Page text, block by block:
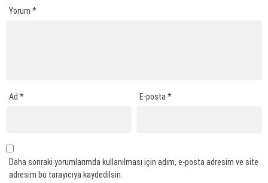
Yorum *
Ad * E-posta*
Daha sonraki yorumlarımda kullanılması için adım, e-posta adresim ve site
adresim bu tarayıcıya kaydedilsin.